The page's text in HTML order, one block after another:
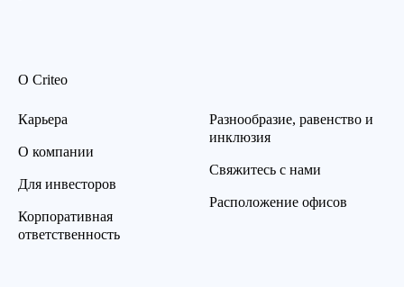
О Criteo
Карьера
О компании
Для инвесторов
Корпоративная
ответственность
Разнообразие, равенство и
инклюзия
Свяжитесь с нами
Расположение офисов